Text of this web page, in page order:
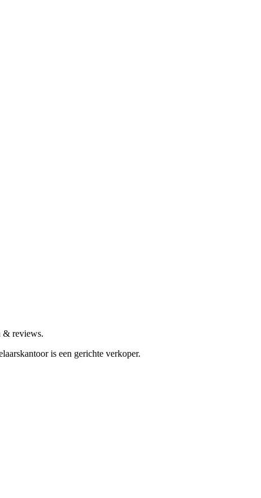
& reviews.
is een gerichte verkoper.